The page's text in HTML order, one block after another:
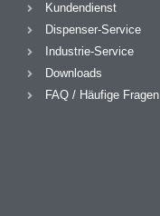
Kundendienst
Dispenser-Service
Industrie-Service
Downloads
FAQ / Häufige Fragen